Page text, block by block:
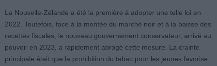
La Nouvelle-Zélande a été la première à adopter une telle loi en
2022. Toutefois, face à la montée du marché noir et à la baisse des
recettes fiscales, le nouveau gouvernement conservateur, arrivé au
pouvoir en 2023, a rapidement abrogé cette mesure. La crainte
principale était que la prohibition du tabac pour les jeunes favorise